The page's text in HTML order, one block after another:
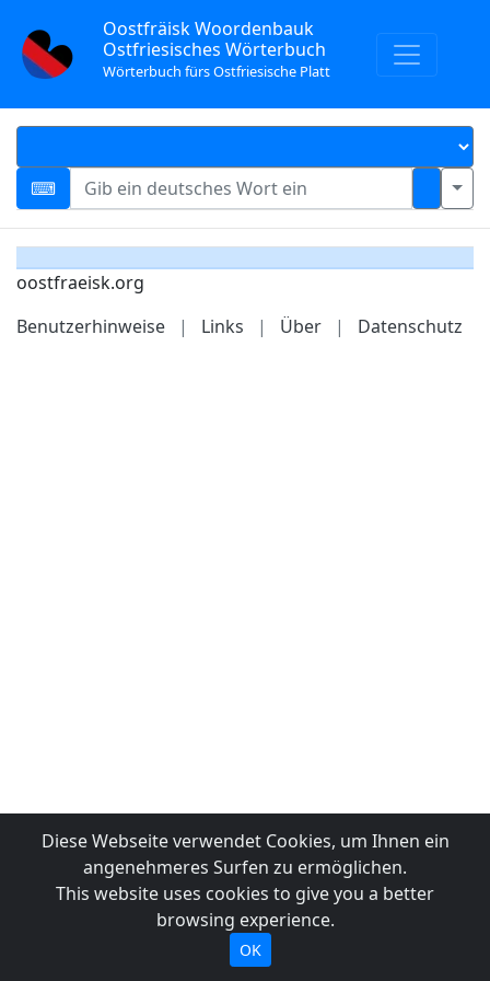
Oostfräisk Woordenbauk
Ostfriesisches Wörterbuch
Wörterbuch fürs Ostfriesische Platt
oostfraeisk.org
Benutzerhinweise
| Links | Über | Datenschutz
Diese Webseite verwendet Cookies, um Ihnen ein
angenehmeres Surfen zu ermöglichen.
This website uses cookies to give you a better
browsing experience.
OK